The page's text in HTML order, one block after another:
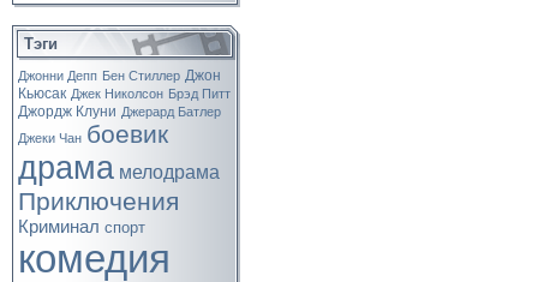
Тэги
Джонни Депп Бен Стиллер Джон
Кьюсак Джек Николсон Брэд Питт
Джордж Клуни Джерард Батлер
Джеки Чан боевик
драма мелодрама
Приключения
Криминал спорт
комедия